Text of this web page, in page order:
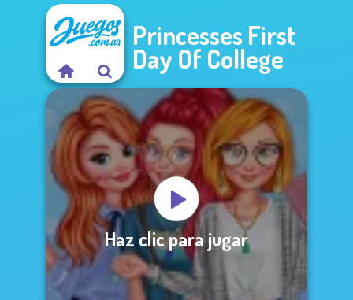
Princesses First
Day Of College
Haz clic para jugar